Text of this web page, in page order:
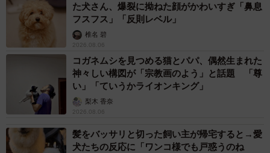
た犬さん、爆裂に拗ねた顔がかわいすぎ「鼻息
フスフス」「反則レベル」
椎名 碧
2026.08.06
コガネムシを見つめる猫とパパ、偶然生まれた
神々しい構図が「宗教画のよう」と話題 「尊
い」「ていうかライオンキング」
梨木 香奈
2026.08.06
髪をバッサリと切った飼い主が帰宅すると→愛
犬たちの反応に「ワンコ様でも戸惑うのね